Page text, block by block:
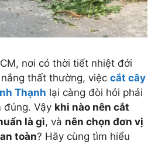
nơi có thời tiết nhiệt đới
thất thường, việc cắt cây
Thạnh lại càng đòi hỏi phải
đúng. Vậy khi nào nên cắt
là gì, và nên chọn đơn vị
toàn? Hãy cùng tìm hiểu